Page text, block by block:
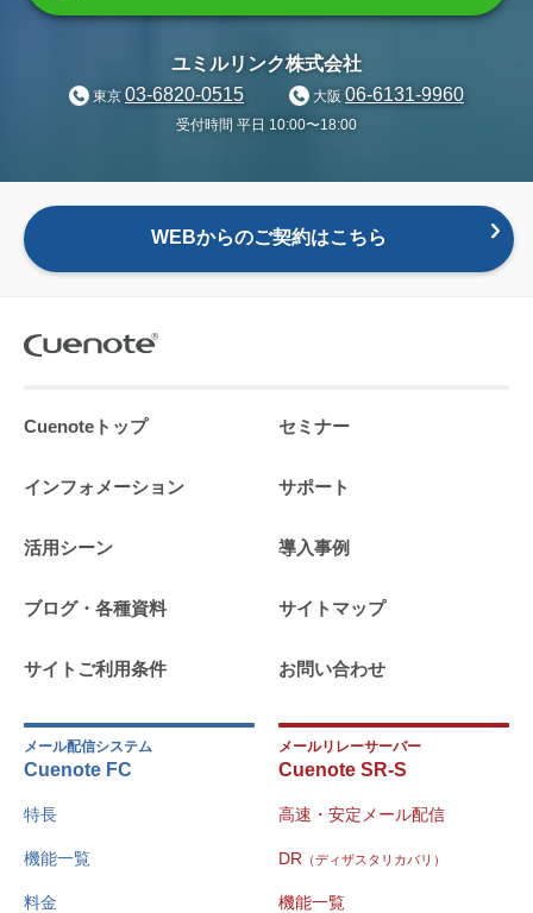
ユミルリンク株式会社
東京 03-6820-0515 大阪 06-6131-9960
受付時間 平日 10:00〜18:00
WEBからのご契約はこちら
Cuenoteトップ セミナー
インフォメーション サポート
活用シーン 導入事例
ブログ・各種資料 サイトマップ
サイトご利用条件 お問い合わせ
メール配信システム
Cuenote FC
特長
機能一覧
料金
メールリレーサーバー
Cuenote SR-S
高速・安定メール配信
DR （ディザスタリカバリ）
機能一覧